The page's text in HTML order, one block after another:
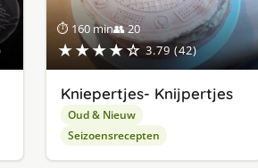
⏱ 160 min👥 20
★★★★☆ 3.79 (42)
Kniepertjes- Knijpertjes
Oud & Nieuw
Seizoensrecepten